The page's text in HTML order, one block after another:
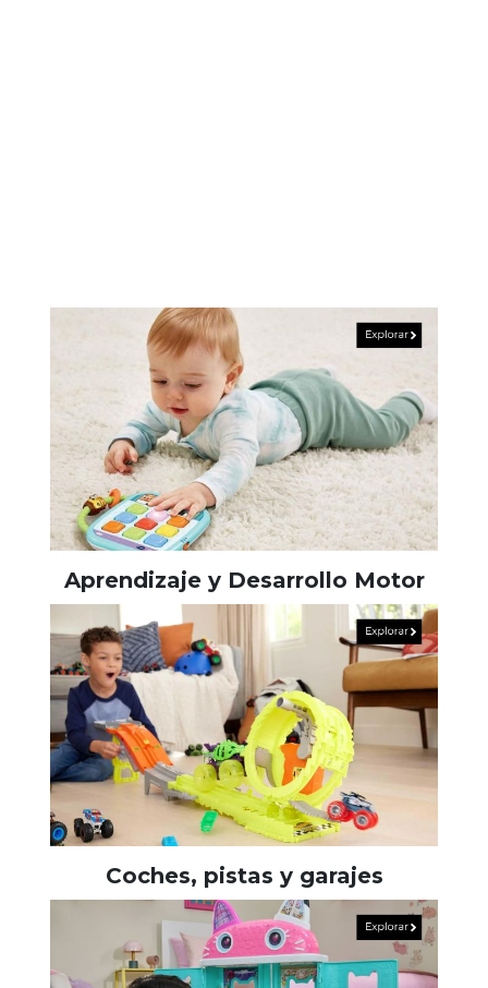
Aprendizaje y Desarrollo Motor
Coches, pistas y garajes